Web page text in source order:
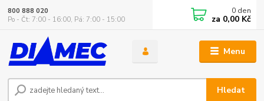
Menu
Hledat
800 888 020
Po - Čt: 7:00 - 16:00, Pá: 7:00 - 15:00
0 den
za 0,00 Kč